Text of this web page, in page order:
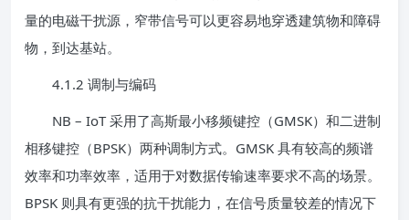
量的电磁干扰源，窄带信号可以更容易地穿透建筑物和障碍
物，到达基站。
4.1.2 调制与编码
NB – IoT 采用了高斯最小移频键控（GMSK）和二进制
相移键控（BPSK）两种调制方式。GMSK 具有较高的频谱
效率和功率效率，适用于对数据传输速率要求不高的场景。
BPSK 则具有更强的抗干扰能力，在信号质量较差的情况下